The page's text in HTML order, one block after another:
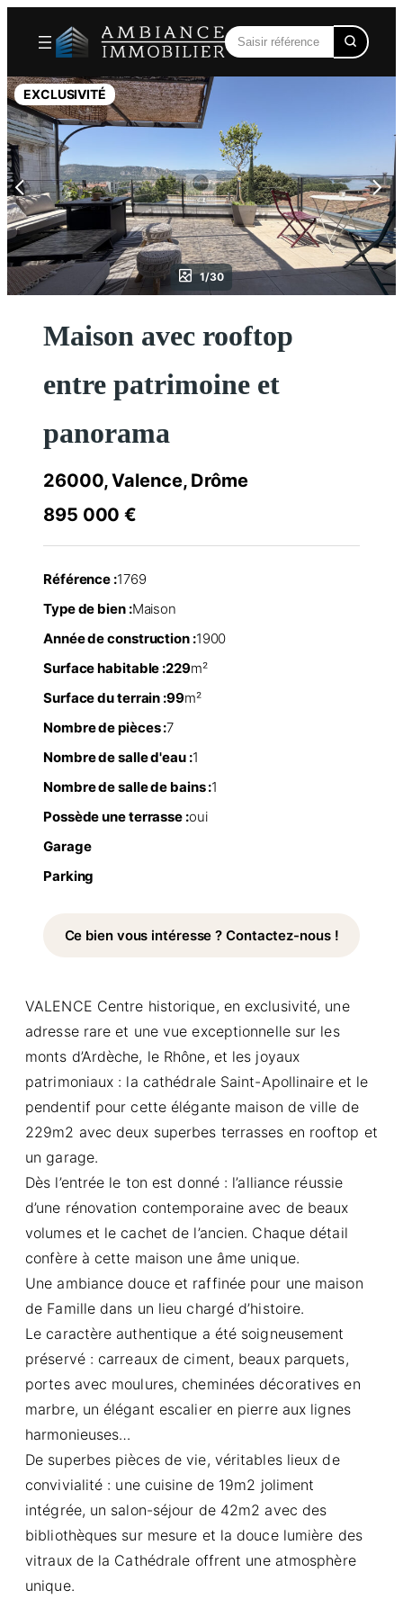
contenu
EXCLUSIVITÉ
1/30
Maison avec rooftop
entre patrimoine et
panorama
26000, Valence, Drôme
895 000 €
Référence :1769
Type de bien :Maison
Année de construction :1900
Surface habitable :229m²
Surface du terrain :99m²
Nombre de pièces :7
Nombre de salle d'eau :1
Nombre de salle de bains :1
Possède une terrasse :oui
Garage
Parking
Ce bien vous intéresse ? Contactez-nous !
VALENCE Centre historique, en exclusivité, une
adresse rare et une vue exceptionnelle sur les
monts d’Ardèche, le Rhône, et les joyaux
patrimoniaux : la cathédrale Saint-Apollinaire et le
pendentif pour cette élégante maison de ville de
229m2 avec deux superbes terrasses en rooftop et
un garage.
Dès l’entrée le ton est donné : l’alliance réussie
d’une rénovation contemporaine avec de beaux
volumes et le cachet de l’ancien. Chaque détail
confère à cette maison une âme unique.
Une ambiance douce et raffinée pour une maison
de Famille dans un lieu chargé d’histoire.
Le caractère authentique a été soigneusement
préservé : carreaux de ciment, beaux parquets,
portes avec moulures, cheminées décoratives en
marbre, un élégant escalier en pierre aux lignes
harmonieuses…
De superbes pièces de vie, véritables lieux de
convivialité : une cuisine de 19m2 joliment
intégrée, un salon-séjour de 42m2 avec des
bibliothèques sur mesure et la douce lumière des
vitraux de la Cathédrale offrent une atmosphère
unique.